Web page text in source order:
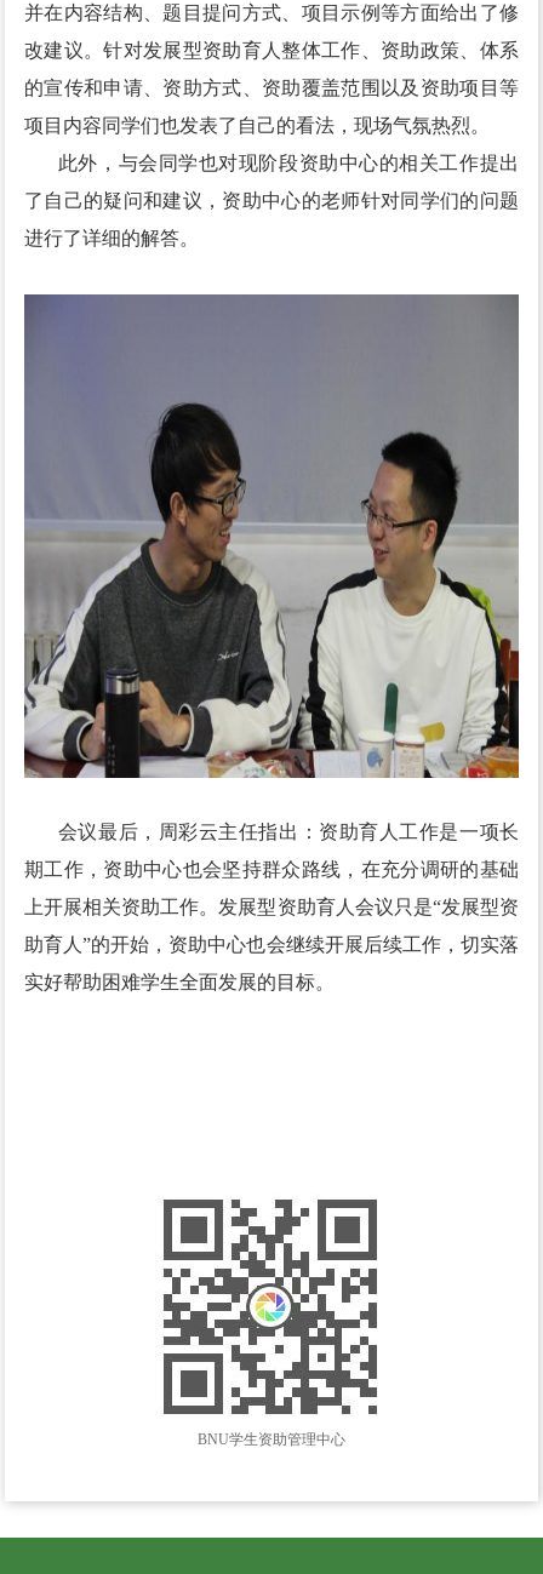
并在内容结构、题目提问方式、项目示例等方面给出了修
改建议。针对发展型资助育人整体工作、资助政策、体系
的宣传和申请、资助方式、资助覆盖范围以及资助项目等
项目内容同学们也发表了自己的看法，现场气氛热烈。
此外，与会同学也对现阶段资助中心的相关工作提出
了自己的疑问和建议，资助中心的老师针对同学们的问题
进行了详细的解答。
会议最后，周彩云主任指出：资助育人工作是一项长
期工作，资助中心也会坚持群众路线，在充分调研的基础
上开展相关资助工作。发展型资助育人会议只是“发展型资
助育人”的开始，资助中心也会继续开展后续工作，切实落
实好帮助困难学生全面发展的目标。
BNU学生资助管理中心